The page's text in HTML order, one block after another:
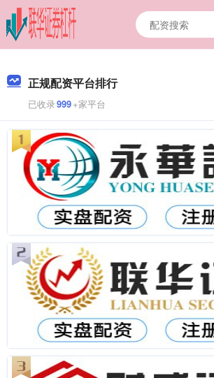
正规配资平台排行
已收录999+家平台